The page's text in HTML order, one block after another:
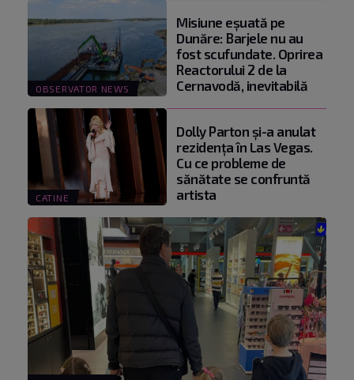
OBSERVATOR NEWS
Misiune eșuată pe
Dunăre: Barjele nu au
fost scufundate. Oprirea
Reactorului 2 de la
Cernavodă, inevitabilă
CATINE
Dolly Parton și-a anulat
rezidența în Las Vegas.
Cu ce probleme de
sănătate se confruntă
artista